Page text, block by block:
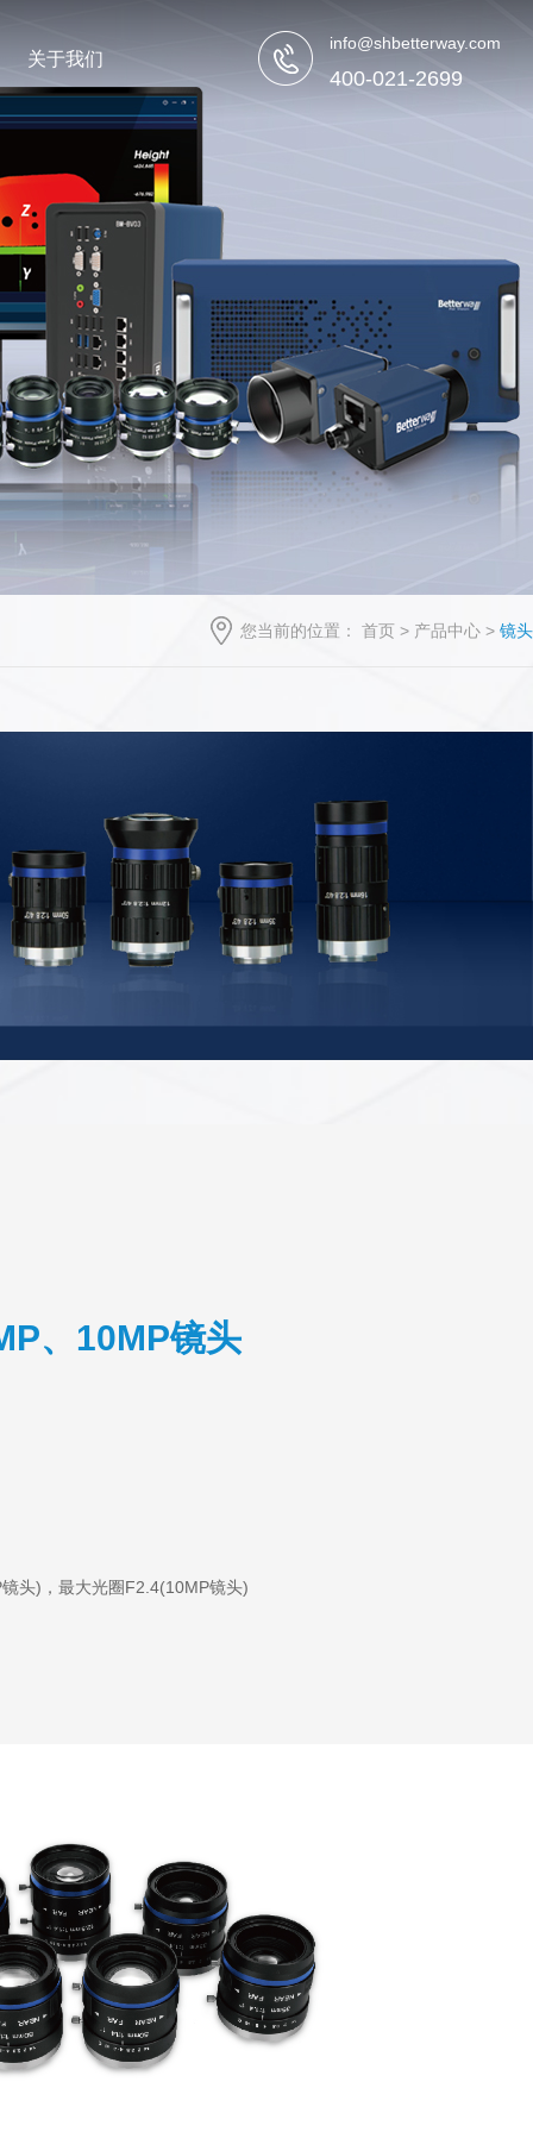
info@shbetterway.com
400-021-2699
关于我们
您当前的位置： 首页 > 产品中心 > 镜头
、10MP镜头
头)， 最大光圈F2.4(10MP镜头)